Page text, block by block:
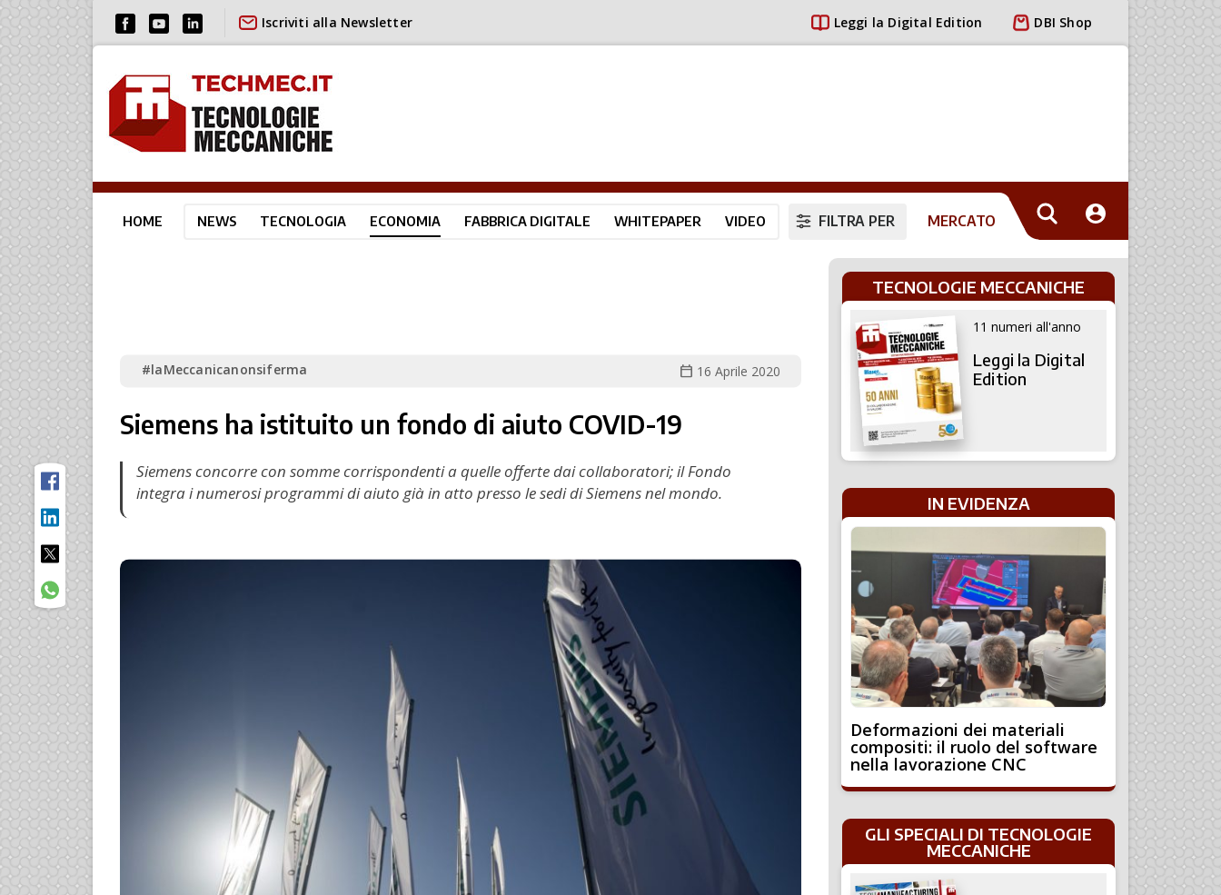
Iscriviti alla Newsletter Leggi la Digital Edition DBI Shop
HOME NEWS TECNOLOGIA ECONOMIA FABBRICA DIGITALE WHITEPAPER VIDEO FILTRA PER MERCATO
#laMeccanicanonsiferma calendar_today 16 Aprile 2020
Siemens ha istituito un fondo di aiuto COVID-19
Siemens concorre con somme corrispondenti a quelle offerte dai collaboratori; il Fondo
integra i numerosi programmi di aiuto già in atto presso le sedi di Siemens nel mondo.
TECNOLOGIE MECCANICHE
11 numeri all'anno
Leggi la Digital
Edition
IN EVIDENZA
Deformazioni dei materiali
compositi: il ruolo del software
nella lavorazione CNC
GLI SPECIALI DI TECNOLOGIE
MECCANICHE